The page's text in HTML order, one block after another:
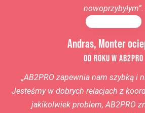
nowoprzybyłym”.
Andras, Monter
OD ROKU W AB2PRO
„AB2PRO zapewnia nam szybką i
Jesteśmy w dobrych relacjach z
jakikolwiek problem, AB2PRO